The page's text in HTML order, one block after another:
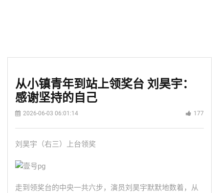
从小镇青年到站上领奖台 刘昊宇：
感谢坚持的自己
2026-06-03 06:01:14 177
刘昊宇（右三）上台领奖
走到领奖台的中央一共六步，演员刘昊宇默默地数着，从